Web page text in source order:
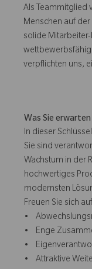
Als Teammitglied
Menschen auf
solide
verpflichten uns,
Was Sie
In dieser
Sie sind
Wachstum in der
hochwertiges
modernsten
Freuen Sie sich
•
• Enge
•
• Attraktive